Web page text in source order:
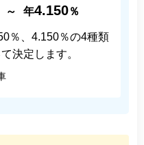
～ 年4.150％
％、4.150％の4種類
決定します。